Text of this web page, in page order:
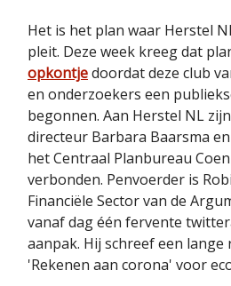
Het is het plan waar Herstel
pleit. Deze week kreeg dat
opkontjedoordat deze club
en onderzoekers een
begonnen. Aan Herstel NL
directeur Barbara Baarsma
het Centraal Planbureau
verbonden. Penvoerder is
Financiële Sector van de
vanaf dag één fervente
aanpak. Hij schreef een lange
'Rekenen aan corona' voor